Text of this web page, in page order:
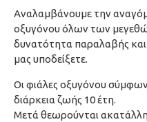
Αναλαμβάνουμε την
οξυγόνου όλων των
δυνατότητα παραλαβής
μας υποδείξετε.
Οι φιάλες οξυγόνου
διάρκεια ζωής 10 έτη.
Μετά θεωρούνται